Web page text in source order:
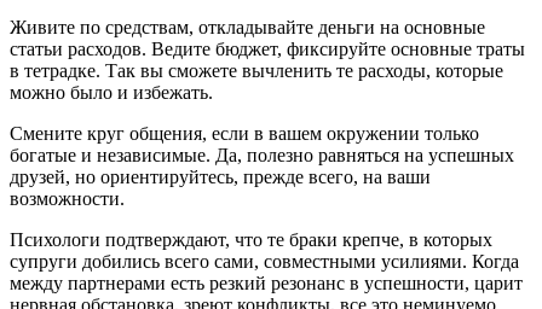
Живите по средствам, откладывайте деньги на основные
статьи расходов. Ведите бюджет, фиксируйте основные траты
в тетрадке. Так вы сможете вычленить те расходы, которые
можно было и избежать.
Смените круг общения, если в вашем окружении только
богатые и независимые. Да, полезно равняться на успешных
друзей, но ориентируйтесь, прежде всего, на ваши
возможности.
Психологи подтверждают, что те браки крепче, в которых
супруги добились всего сами, совместными усилиями. Когда
между партнерами есть резкий резонанс в успешности, царит
нервная обстановка, зреют конфликты, все это неминуемо